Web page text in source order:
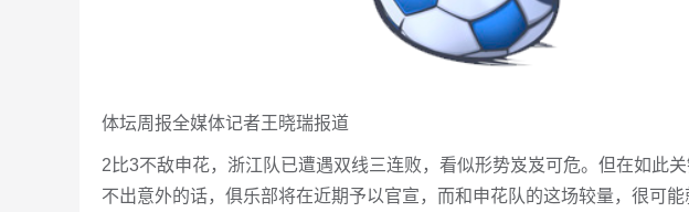
体坛周报全媒体记者王晓瑞报道
2比3不敌申花，浙江队已遭遇双线三连败，看似形势岌岌可危。但在如此关
不出意外的话，俱乐部将在近期予以官宣，而和申花队的这场较量，很可能